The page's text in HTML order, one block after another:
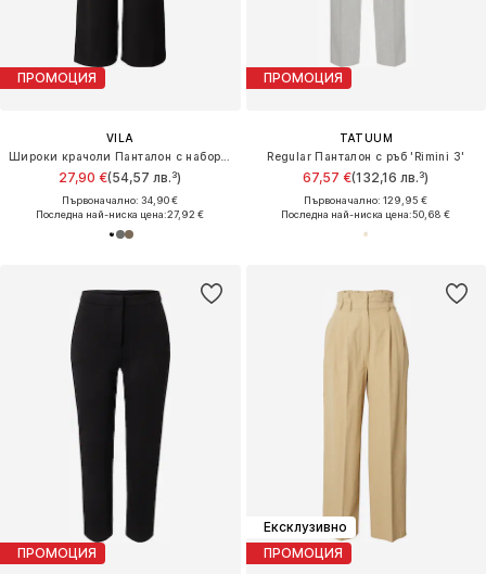
ПРОМОЦИЯ
VILA
27,90 €(54,57 лв.³)
Първоначално: 34,90 €
Последна най-ниска цена:27,92 €
ПРОМОЦИЯ
TATUUM
Regular Панталон с ръб 'Rimini 3'
67,57 €(132,16 лв.³)
Първоначално: 129,95 €
Последна най-ниска цена:50,68 €
ПРОМОЦИЯ
Ексклузивно
ПРОМОЦИЯ